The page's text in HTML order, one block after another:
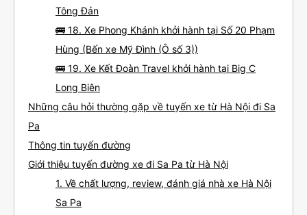
Tông Đản
🚌 18. Xe Phong Khánh khởi hành tại Số 20 Phạm
Hùng (Bến xe Mỹ Đình (Ô số 3))
🚌 19. Xe Kết Đoàn Travel khởi hành tại Big C
Long Biên
Những câu hỏi thường gặp về tuyến xe từ Hà Nội đi Sa
Pa
Thông tin tuyến đường
Giới thiệu tuyến đường xe đi Sa Pa từ Hà Nội
1. Về chất lượng, review, đánh giá nhà xe Hà Nội
Sa Pa